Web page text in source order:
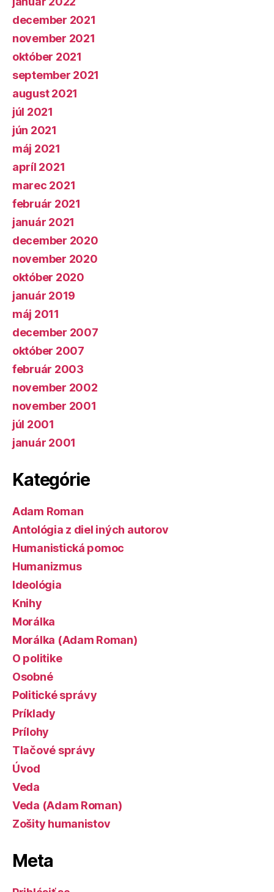
december 2021
november 2021
október 2021
september 2021
august 2021
júl 2021
jún 2021
máj 2021
apríl 2021
marec 2021
február 2021
január 2021
december 2020
november 2020
október 2020
január 2019
máj 2011
december 2007
október 2007
február 2003
november 2002
november 2001
júl 2001
január 2001
Kategórie
Adam Roman
Antológia z diel iných autorov
Humanistická pomoc
Humanizmus
Ideológia
Knihy
Morálka
Morálka (Adam Roman)
O politike
Osobné
Politické správy
Príklady
Prílohy
Tlačové správy
Úvod
Veda
Veda (Adam Roman)
Zošity humanistov
Meta